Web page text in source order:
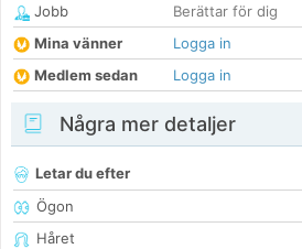
Jobb
Berättar för dig
Mina vänner
Logga in
Medlem sedan
Logga in
Några mer detaljer
Letar du efter
Ögon
Håret